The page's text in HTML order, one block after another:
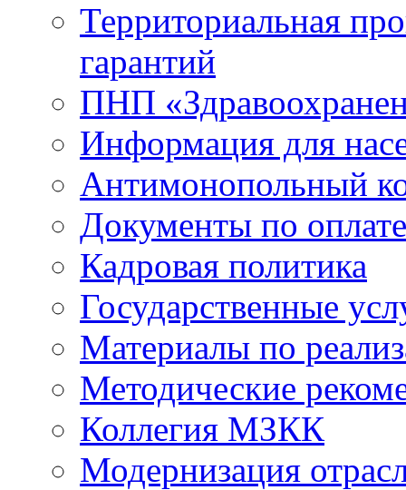
Территориальная
гарантий
ПНП
Информация для
Антимонопольный
Документы по
Кадровая политика
Государственные
Материалы по
Методические
Коллегия МЗКК
Модернизация